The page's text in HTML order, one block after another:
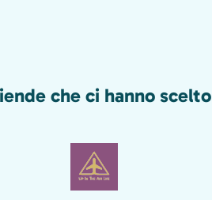
che ci hanno scelto